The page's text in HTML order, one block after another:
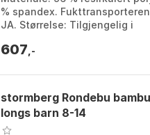
% spandex.
JA. Størrelse: Tilgjengelig i
Tettsittende, komfortabe...
607 ,-
stormberg Rondebu
longs barn 8-14